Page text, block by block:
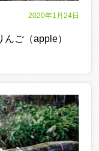
2020年1月24日
ご（apple）